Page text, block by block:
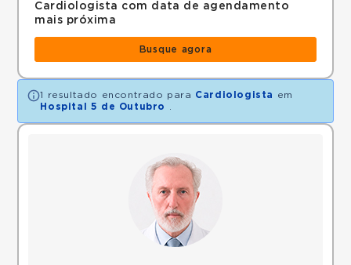
Cardiologista com data de agendamento
mais próxima
Busque agora
1 resultado encontrado para Cardiologista
em
Hospital 5 de Outubro